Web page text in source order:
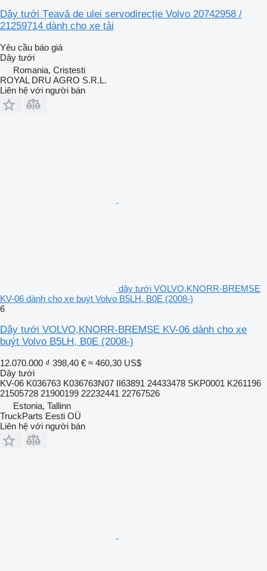
Dây tưới Țeavă de ulei servodirecție Volvo 20742958 /
21259714 dành cho xe tải
Yêu cầu báo giá
Dây tưới
Romania, Cristesti
ROYAL DRU AGRO S.R.L.
Liên hệ với người bán
dây tưới VOLVO,KNORR-BREMSE
KV-06 dành cho xe buýt Volvo B5LH, B0E (2008-)
6
Dây tưới VOLVO,KNORR-BREMSE KV-06 dành cho xe
buýt Volvo B5LH, B0E (2008-)
12.070.000 ₫ 398,40 € ≈ 460,30 US$
Dây tưới
KV-06 K036763 K036763N07 II63891 24433478 SKP0001 K261196
21505728 21900199 22232441 22767526
Estonia, Tallinn
TruckParts Eesti OÜ
Liên hệ với người bán